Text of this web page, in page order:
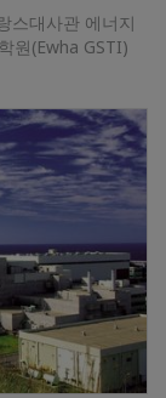
스대사관 에너지
원(Ewha GSTI)